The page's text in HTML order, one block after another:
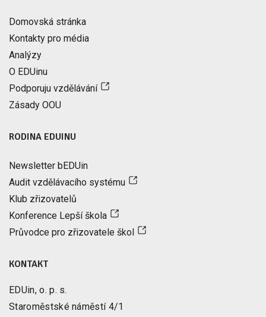
Domovská stránka
Kontakty pro média
Analýzy
O EDUinu
Podporuju vzdělávání
Zásady OOU
RODINA EDUINU
Newsletter bEDUin
Audit vzdělávacího systému
Klub zřizovatelů
Konference Lepší škola
Průvodce pro zřizovatele škol
KONTAKT
EDUin, o. p. s.
Staroměstské náměstí 4/1